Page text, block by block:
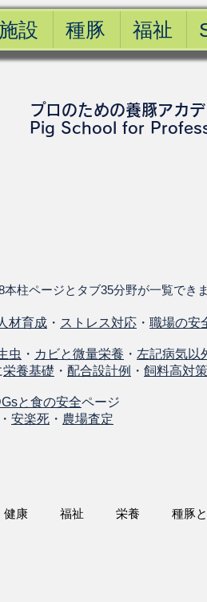
設 種豚 福祉
プロのための養豚アカ
​Pig School for
柱ページとタブ35分野が一覧でき
材育成 ・ ストレス対応 ・ 職場の安
虫 ・ カビと微量栄養 ・ 左記病気以
栄養基礎 ・ 配合設計例 ・ 飼料高対策
と食の安全ページ
・ 安楽死 ・ 農場査定
健康 福祉 栄養 種豚